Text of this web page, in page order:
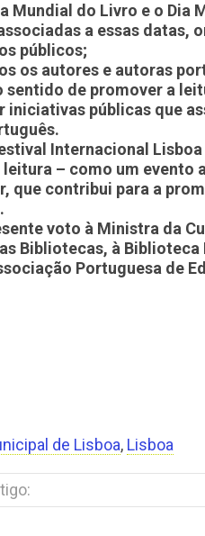
Mundial do Livro e o Dia
a essas datas,
públicos;
os autores e autoras
sentido de promover a
iniciativas públicas que
Internacional
leitura – como um
que contribui para a
voto à Ministra da
Bibliotecas, à
Portuguesa de
de Lisboa, Lisboa